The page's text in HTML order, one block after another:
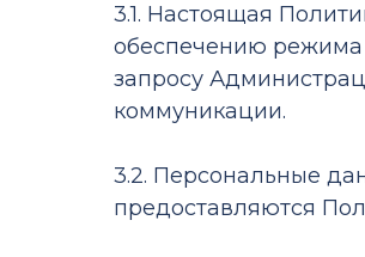
3.1. Настоящая
обеспечению режима
запросу
коммуникации.
3.2. Персональные
предоставляются